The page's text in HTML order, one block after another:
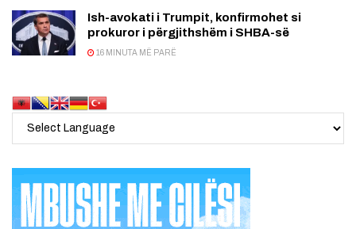
Ish-avokati i Trumpit, konfirmohet si
prokuror i përgjithshëm i SHBA-së
16 MINUTA MË PARË